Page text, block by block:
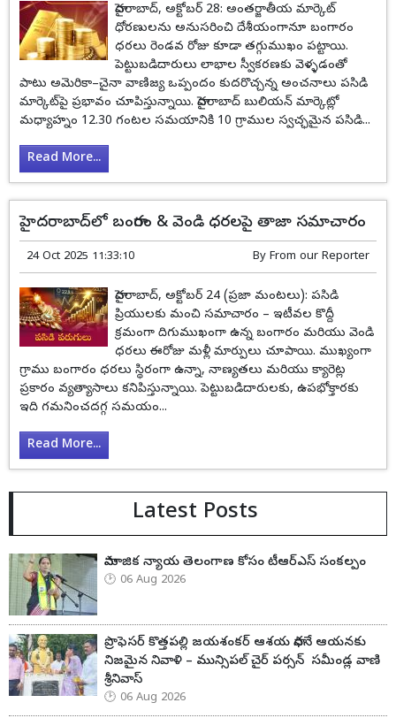
హైదరాబాద్‌, అక్టోబర్ 28: అంతర్జాతీయ మార్కెట్
ధోరణులను అనుసరించి దేశీయంగానూ బంగారం
ధరలు రెండవ రోజు కూడా తగ్గుముఖం పట్టాయి.
పెట్టుబడిదారులు లాభాల స్వీకరణకు వెళ్ళడంతో
పాటు అమెరికా–చైనా వాణిజ్య ఒప్పందం కుదరొచ్చన్న అంచనాలు పసిడి
మార్కెట్‌పై ప్రభావం చూపిస్తున్నాయి. హైదరాబాద్ బులియన్ మార్కెట్లో
మధ్యాహ్నం 12.30 గంటల సమయానికి 10 గ్రాముల స్వచ్ఛమైన పసిడి...
Read More...
హైదరాబాద్‌లో బంగారం & వెండి ధరలపై తాజా సమాచారం
24 Oct 2025 11:33:10 By From our Reporter
హైదరాబాద్, అక్టోబర్ 24 (ప్రజా మంటలు): పసిడి
ప్రియులకు మంచి సమాచారం – ఇటీవల కొద్దీ
క్ర‌మంగా దిగుముఖంగా ఉన్న బంగారం మరియు వెండి
ధరలు ఈరోజు మళ్లీ మార్పులు చూపాయి. ముఖ్యంగా
గ్రాము బంగారం ధరలు స్థిరంగా ఉన్నా, నాణ్యతలు మరియు క్యారెట్ల
ప్రకారం వ్యత్యాసాలు కనిపిస్తున్నాయి. పెట్టుబడిదారులకు, ఉప‌భో‌క్తార‌కు
ఇది గమనించదగ్గ సమయం...
Read More...
Latest Posts
సామాజిక న్యాయ తెలంగాణ కోసం టీఆర్ఎస్ సంకల్పం
06 Aug 2026
ప్రొఫెసర్ కొత్తపల్లి జయశంకర్ ఆశయ సాధనే ఆయనకు
నిజమైన నివాళి – మున్సిపల్ చైర్ పర్సన్ సమీండ్ల వాణి
శ్రీనివాస్
06 Aug 2026